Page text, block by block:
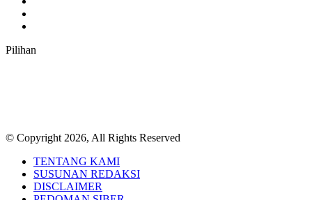
Pilihan
© Copyright 2026, All Rights Reserved
TENTANG KAMI
SUSUNAN REDAKSI
DISCLAIMER